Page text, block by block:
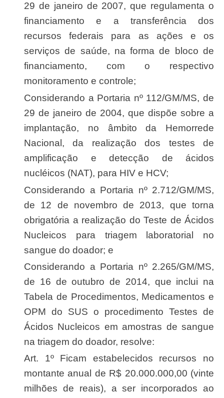
29 de janeiro de 2007, que regulamenta o
financiamento e a transferência dos
recursos federais para as ações e os
serviços de saúde, na forma de bloco de
financiamento, com o respectivo
monitoramento e controle;
Considerando a Portaria nº 112/GM/MS, de
29 de janeiro de 2004, que dispõe sobre a
implantação, no âmbito da Hemorrede
Nacional, da realização dos testes de
amplificação e detecção de ácidos
nucléicos (NAT), para HIV e HCV;
Considerando a Portaria nº 2.712/GM/MS,
de 12 de novembro de 2013, que torna
obrigatória a realização do Teste de Ácidos
Nucleicos para triagem laboratorial no
sangue do doador; e
Considerando a Portaria nº 2.265/GM/MS,
de 16 de outubro de 2014, que inclui na
Tabela de Procedimentos, Medicamentos e
OPM do SUS o procedimento Testes de
Ácidos Nucleicos em amostras de sangue
na triagem do doador, resolve:
Art. 1º Ficam estabelecidos recursos no
montante anual de R$ 20.000.000,00 (vinte
milhões de reais), a ser incorporados ao